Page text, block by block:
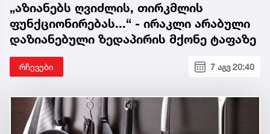
„აზიანებს ღვიძლის, თირკმლის
ფუნქციონირებას...“ - ირაკლი არაბული
დაზიანებული ზედაპირის მქონე ტაფაზე
რჩევები 7 აგვ 20:40